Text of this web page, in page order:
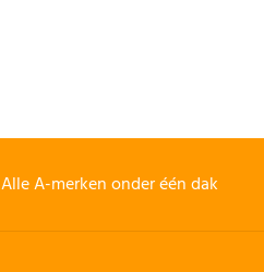
Alle A-merken onder één dak